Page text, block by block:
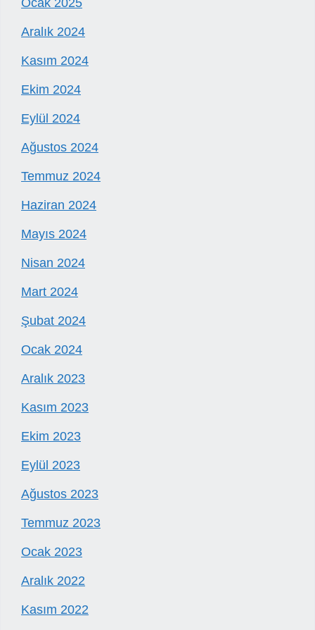
Aralık 2024
Kasım 2024
Ekim 2024
Eylül 2024
Ağustos 2024
Temmuz 2024
Haziran 2024
Mayıs 2024
Nisan 2024
Mart 2024
Şubat 2024
Ocak 2024
Aralık 2023
Kasım 2023
Ekim 2023
Eylül 2023
Ağustos 2023
Temmuz 2023
Ocak 2023
Aralık 2022
Kasım 2022